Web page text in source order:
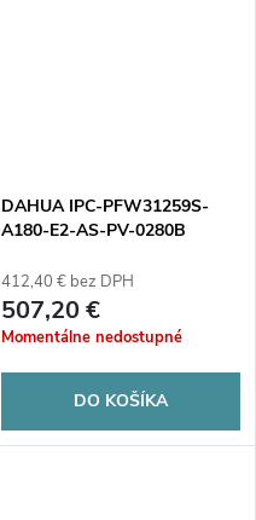
DAHUA IPC-PFW31259S-
A180-E2-AS-PV-0280B
412,40 € bez DPH
507,20 €
Momentálne nedostupné
DO KOŠÍKA